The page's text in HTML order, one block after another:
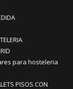
para hosteleria
PISOS CON